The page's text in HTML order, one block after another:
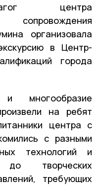
центра
организовала
в Центр-
города
многообразие
на ребят
центра с
с разными
технологий и
до творческих
требующих